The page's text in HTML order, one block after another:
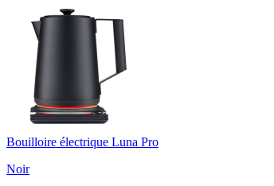
Bouilloire électrique Luna Pro
Noir